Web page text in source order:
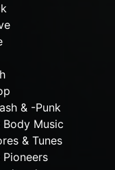
& -Punk
Music
& Tunes